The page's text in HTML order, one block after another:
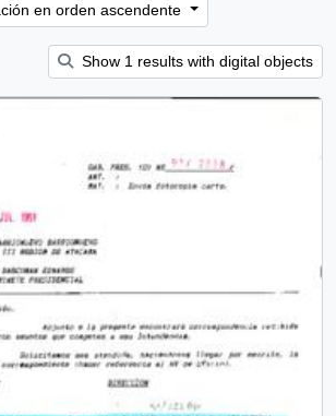
en orden ascendente
Show 1 results with digital objects